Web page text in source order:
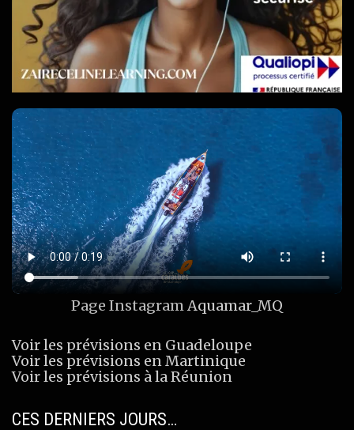
Page Instagram Aquamar_MQ
Voir les prévisions en Guadeloupe
Voir les prévisions en Martinique
Voir les prévisions à la Réunion
CES DERNIERS JOURS…